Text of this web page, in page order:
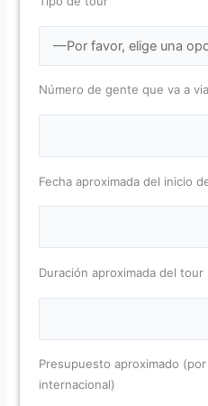
Número de gente que va a
Fecha aproximada del inicio
Duración aproximada del tour
Presupuesto aproximado
internacional)